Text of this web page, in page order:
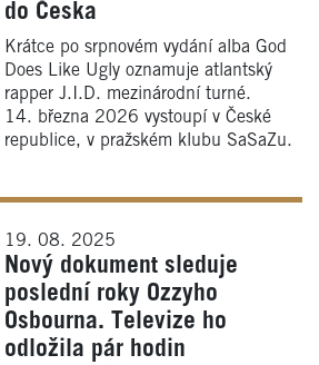
do Česka
Krátce po srpnovém vydání alba God
Does Like Ugly oznamuje atlantský
rapper J.I.D. mezinárodní turné.
14. března 2026 vystoupí v České
republice, v pražském klubu SaSaZu.
19. 08. 2025
Nový dokument sleduje
poslední roky Ozzyho
Osbourna. Televize ho
odložila pár hodin